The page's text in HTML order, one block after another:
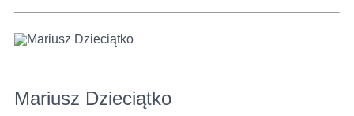
Mariusz Dzieciątko